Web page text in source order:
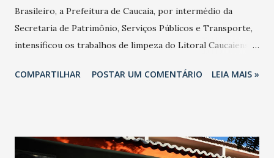
Brasileiro, a Prefeitura de Caucaia, por intermédio da
Secretaria de Patrimônio, Serviços Públicos e Transporte,
intensificou os trabalhos de limpeza do Litoral Caucaiense.
melhores condições de banho para caucaienses e turistas.
desconhecido nas nossas praias caucaienses? Manda um alô
COMPARTILHAR POSTAR UM COMENTÁRIO LEIA MAIS »